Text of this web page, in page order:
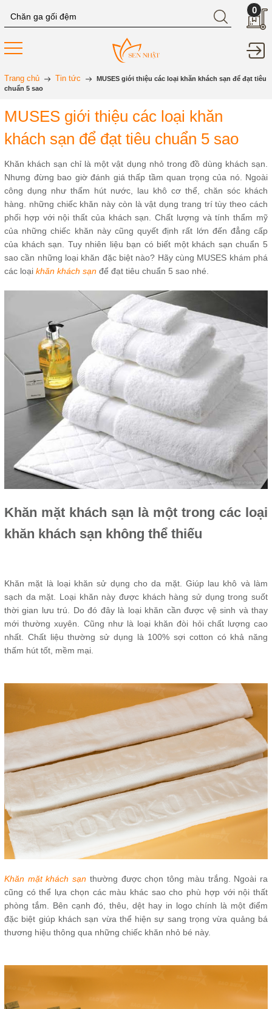
0
Trang chủ Tin tức
MUSES giới thiệu các loại khăn khách sạn để đạt tiêu
chuẩn 5 sao
MUSES giới thiệu các loại khăn
khách sạn để đạt tiêu chuẩn 5 sao
Khăn khách sạn chỉ là một vật dụng nhỏ trong đồ dùng khách sạn.
Nhưng đừng bao giờ đánh giá thấp tầm quan trọng của nó. Ngoài
công dụng như thấm hút nước, lau khô cơ thể, chăn sóc khách
hàng. những chiếc khăn này còn là vật dụng trang trí tùy theo cách
phối hợp với nội thất của khách sạn. Chất lượng và tính thẩm mỹ
của những chiếc khăn này cũng quyết định rất lớn đến đẳng cấp
của khách sạn. Tuy nhiên liệu bạn có biết một khách sạn chuẩn 5
sao cần những loại khăn đặc biệt nào? Hãy cùng MUSES khám phá
các loại khăn khách sạn để đạt tiêu chuẩn 5 sao nhé.
Khăn mặt khách sạn là một trong các loại
khăn khách sạn không thể thiếu
Khăn mặt là loại khăn sử dụng cho da mặt. Giúp lau khô và làm
sạch da mặt. Loại khăn này được khách hàng sử dụng trong suốt
thời gian lưu trú. Do đó đây là loại khăn cần được vệ sinh và thay
mới thường xuyên. Cũng như là loại khăn đòi hỏi chất lượng cao
nhất. Chất liệu thường sử dụng là 100% sợi cotton có khả năng
thấm hút tốt, mềm mại.
Khăn mặt khách sạn thường được chọn tông màu trắng. Ngoài ra
cũng có thể lựa chọn các màu khác sao cho phù hợp với nội thất
phòng tắm. Bên cạnh đó, thêu, dệt hay in logo chính là một điểm
đặc biệt giúp khách sạn vừa thể hiện sự sang trọng vừa quảng bá
thương hiệu thông qua những chiếc khăn nhỏ bé này.